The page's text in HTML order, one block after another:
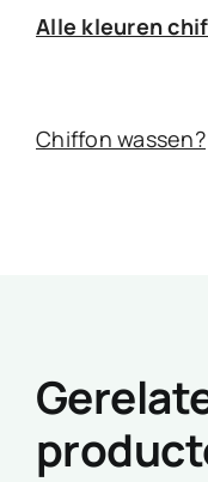
Alle kleuren
Chiffon wassen?